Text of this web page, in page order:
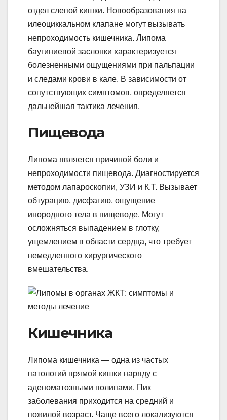
отдел слепой кишки. Новообразования на
илеоциккальном клапане могут вызывать
непроходимость кишечника. Липома
баугиниевой заслонки характеризуется
болезненными ощущениями при пальпации
и следами крови в кале. В зависимости от
сопутствующих симптомов, определяется
дальнейшая тактика лечения.
Пищевода
Липома является причиной боли и
непроходимости пищевода. Диагностируется
методом лапароскопии, УЗИ и К.Т. Вызывает
обтурацию, дисфагию, ощущение
инородного тела в пищеводе. Могут
осложняться выпадением в глотку,
ущемлением в области сердца, что требует
немедленного хирургического
вмешательства.
Кишечника
Липома кишечника — одна из частых
патологий прямой кишки наряду с
аденоматозными полипами. Пик
заболевания приходится на средний и
пожилой возраст. Чаще всего локализуются